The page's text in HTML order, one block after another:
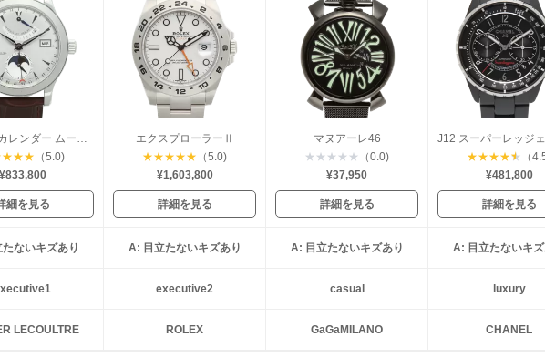
マスター カレンダー ムーンフェイズ
★★★ （5.0)
細を見る
エクスプローラーⅡ
★★★★★ （5.0)
¥1,603,800
詳細を見る
マヌアーレ46
★ ★ ★ ★ ★
（0.0)
¥37,950
詳細を見る
★★★★★
（
¥481,800
詳細を見る
ないキズあり A: 目立たないキズあり A: 目立たないキズあり A: 目立たないキズ
executive2 casual luxury
LECOULTRE ROLEX GaGaMILANO CHANEL